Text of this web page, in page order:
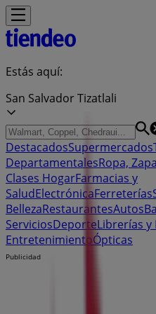
Estás aquí:
San Salvador Tizatlali
DestacadosSupermercados
DepartamentalesRopa,
Clases HogarFarmacias y
SaludElectrónicaFerreterías
BellezaRestaurantesAutos
ServiciosDeporteLibrerías y
EntretenimientoÓpticas
Publicidad